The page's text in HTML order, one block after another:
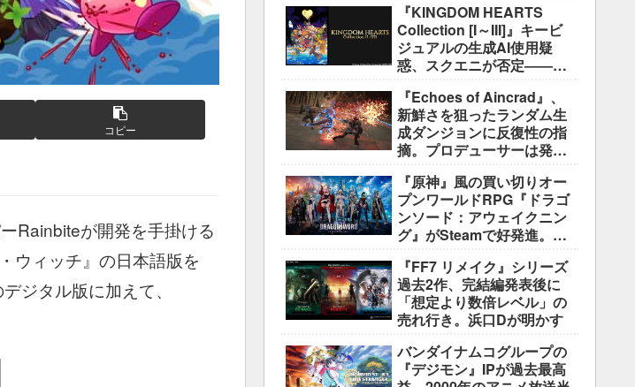
コピー
Rainbiteが開発を手掛ける
ウィッチ』の日本語版を
ジタル版に加えて、
『KINGDOM HEARTS
Collection [I～III]』キービ
ジュアルの生成AI使用疑
惑、スクエニが否定――不
ス」
『Echoes of Aincrad』、
新鮮さを狙ったランダム生
成ダンジョンに反復性の指
摘。プロデューサーは発売
『原神』風の買い切りオー
プンワールドRPG『ドラゴ
ンソード：アウェイクニン
グ』がSteamで好発進。価
件超で約90％好評
『FF7 リメイク』シリーズ
過去2作、完結編発表後に
「想定より数倍レベル」の
売れ行き。浜口Dが明かす
バンダイナムコグループの
『デジモン』IPが過去最高